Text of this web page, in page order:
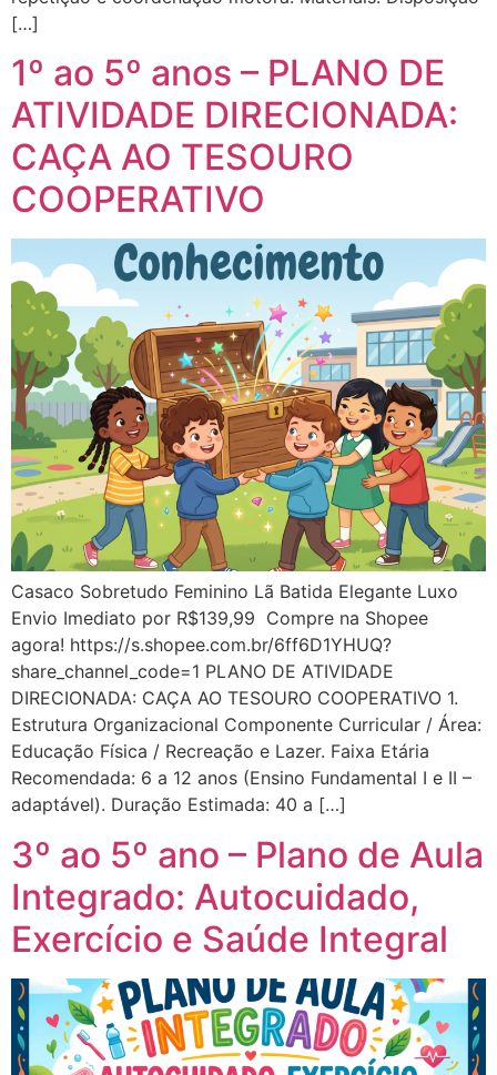
[…]
1º ao 5º anos – PLANO DE
ATIVIDADE DIRECIONADA:
CAÇA AO TESOURO
COOPERATIVO
Casaco Sobretudo Feminino Lã Batida Elegante Luxo
Envio Imediato por R$139,99 Compre na Shopee
agora! https://s.shopee.com.br/6ff6D1YHUQ?
share_channel_code=1 PLANO DE ATIVIDADE
DIRECIONADA: CAÇA AO TESOURO COOPERATIVO 1.
Estrutura Organizacional Componente Curricular / Área:
Educação Física / Recreação e Lazer. Faixa Etária
Recomendada: 6 a 12 anos (Ensino Fundamental I e II –
adaptável). Duração Estimada: 40 a […]
3º ao 5º ano – Plano de Aula
Integrado: Autocuidado,
Exercício e Saúde Integral